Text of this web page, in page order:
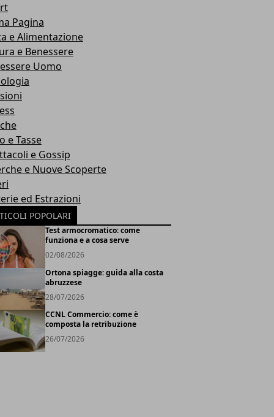
Pagina
e Alimentazione
e Benessere
Uomo
e Tasse
e Gossip
e Nuove Scoperte
ed Estrazioni
POPOLARI
Test armocromatico: come
funziona e a cosa serve
02/08/2026
Ortona spiagge: guida alla costa
abruzzese
28/07/2026
CCNL Commercio: come è
composta la retribuzione
26/07/2026